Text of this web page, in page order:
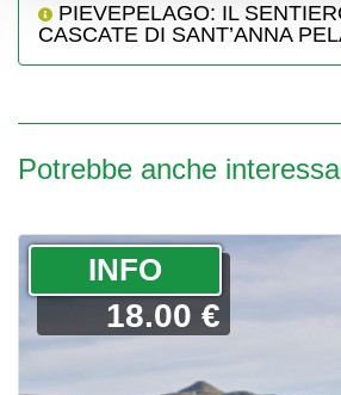
PIEVEPELAGO: IL
CASCATE DI SANT’ANNA
Potrebbe anche
­INFO
18.00 €